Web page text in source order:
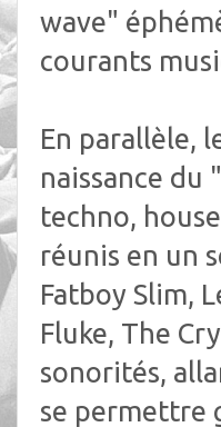
wave"
courants
En parallèle,
naissance
techno,
réunis en un
Fatboy Slim,
Fluke, The
sonorités,
se permettre